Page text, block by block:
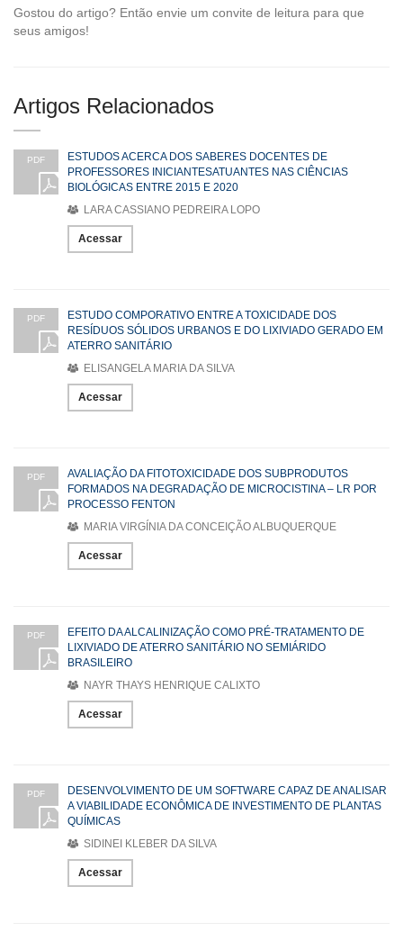
Gostou do artigo? Então envie um convite de leitura para que
seus amigos!
Artigos Relacionados
PDF
ESTUDOS ACERCA DOS SABERES DOCENTES DE
PROFESSORES INICIANTESATUANTES NAS CIÊNCIAS
BIOLÓGICAS ENTRE 2015 E 2020
LARA CASSIANO PEDREIRA LOPO
Acessar
PDF
ESTUDO COMPORATIVO ENTRE A TOXICIDADE DOS
RESÍDUOS SÓLIDOS URBANOS E DO LIXIVIADO GERADO EM
ATERRO SANITÁRIO
ELISANGELA MARIA DA SILVA
Acessar
PDF
AVALIAÇÃO DA FITOTOXICIDADE DOS SUBPRODUTOS
FORMADOS NA DEGRADAÇÃO DE MICROCISTINA – LR POR
PROCESSO FENTON
MARIA VIRGÍNIA DA CONCEIÇÃO ALBUQUERQUE
Acessar
PDF
EFEITO DA ALCALINIZAÇÃO COMO PRÉ-TRATAMENTO DE
LIXIVIADO DE ATERRO SANITÁRIO NO SEMIÁRIDO
BRASILEIRO
NAYR THAYS HENRIQUE CALIXTO
Acessar
PDF
DESENVOLVIMENTO DE UM SOFTWARE CAPAZ DE ANALISAR
A VIABILIDADE ECONÔMICA DE INVESTIMENTO DE PLANTAS
QUÍMICAS
SIDINEI KLEBER DA SILVA
Acessar